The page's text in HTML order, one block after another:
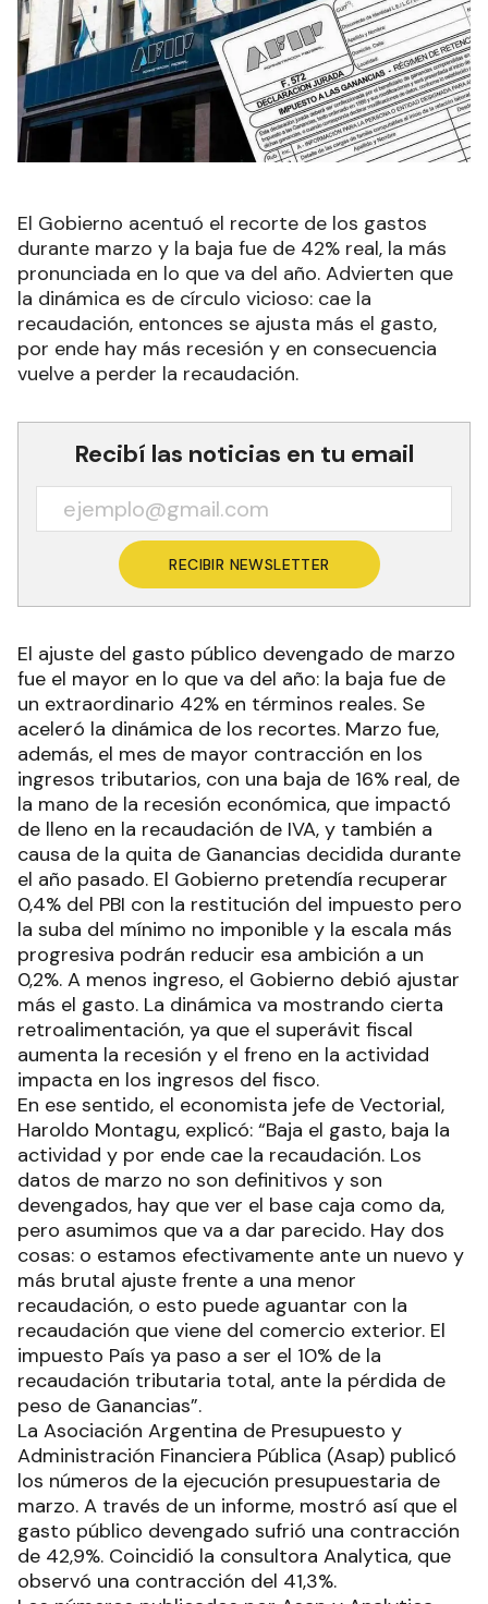
El Gobierno acentuó el recorte de los gastos
durante marzo y la baja fue de 42% real, la más
pronunciada en lo que va del año. Advierten que
la dinámica es de círculo vicioso: cae la
recaudación, entonces se ajusta más el gasto,
por ende hay más recesión y en consecuencia
vuelve a perder la recaudación.
Recibí las noticias en tu email
RECIBIR NEWSLETTER
El ajuste del gasto público devengado de marzo
fue el mayor en lo que va del año: la baja fue de
un extraordinario 42% en términos reales. Se
aceleró la dinámica de los recortes. Marzo fue,
además, el mes de mayor contracción en los
ingresos tributarios, con una baja de 16% real, de
la mano de la recesión económica, que impactó
de lleno en la recaudación de IVA, y también a
causa de la quita de Ganancias decidida durante
el año pasado. El Gobierno pretendía recuperar
0,4% del PBI con la restitución del impuesto pero
la suba del mínimo no imponible y la escala más
progresiva podrán reducir esa ambición a un
0,2%. A menos ingreso, el Gobierno debió ajustar
más el gasto. La dinámica va mostrando cierta
retroalimentación, ya que el superávit fiscal
aumenta la recesión y el freno en la actividad
impacta en los ingresos del fisco.
En ese sentido, el economista jefe de Vectorial,
Haroldo Montagu, explicó: “Baja el gasto, baja la
actividad y por ende cae la recaudación. Los
datos de marzo no son definitivos y son
devengados, hay que ver el base caja como da,
pero asumimos que va a dar parecido. Hay dos
cosas: o estamos efectivamente ante un nuevo y
más brutal ajuste frente a una menor
recaudación, o esto puede aguantar con la
recaudación que viene del comercio exterior. El
impuesto País ya paso a ser el 10% de la
recaudación tributaria total, ante la pérdida de
peso de Ganancias”.
La Asociación Argentina de Presupuesto y
Administración Financiera Pública (Asap) publicó
los números de la ejecución presupuestaria de
marzo. A través de un informe, mostró así que el
gasto público devengado sufrió una contracción
de 42,9%. Coincidió la consultora Analytica, que
observó una contracción del 41,3%.